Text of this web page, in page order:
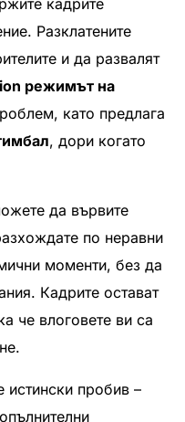
Разклатените
и да развалят
режимът на
като предлага
, дори когато
да вървите
по неравни
моменти, без да
Кадрите остават
че влоговете ви са
истински пробив –